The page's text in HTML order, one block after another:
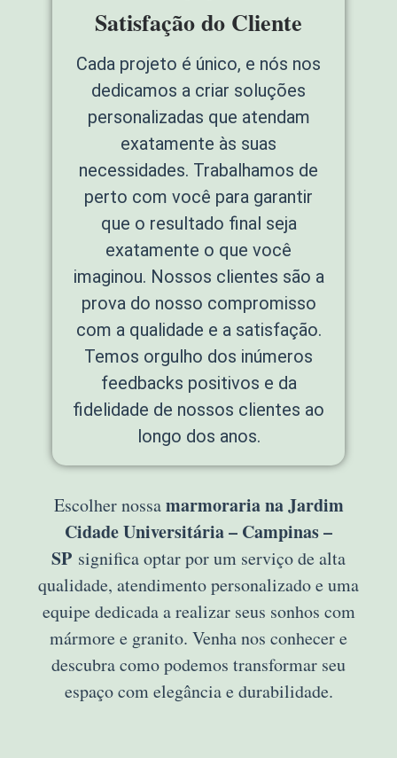
Satisfação do Cliente
Cada projeto é único, e nós nos
dedicamos a criar soluções
personalizadas que atendam
exatamente às suas
necessidades. Trabalhamos de
perto com você para garantir
que o resultado final seja
exatamente o que você
imaginou. Nossos clientes são a
prova do nosso compromisso
com a qualidade e a satisfação.
Temos orgulho dos inúmeros
feedbacks positivos e da
fidelidade de nossos clientes ao
longo dos anos.
Escolher nossamarmoraria na Jardim
Cidade Universitária – Campinas –
SP significa optar por um serviço de alta
qualidade, atendimento personalizado e uma
equipe dedicada a realizar seus sonhos com
mármore e granito. Venha nos conhecer e
descubra como podemos transformar seu
espaço com elegância e durabilidade.